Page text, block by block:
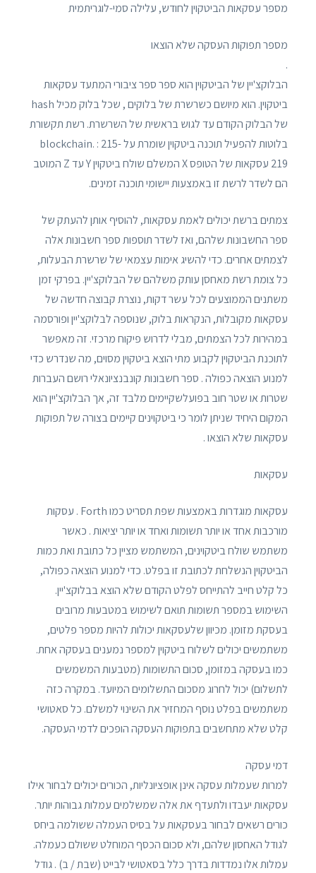
מספר עסקאות הביטקוין לחודש, עלילה סמי-לוגריתמית
מספר תפוקות העסקה שלא הוצאו
.
הבלוקצ'יין של הביטקוין הוא ספר ספר ציבורי המתעד עסקאות
ביטקוין. הוא מיושם כשרשרת של בלוקים , שכל בלוק מכיל hash
של הבלוק הקודם עד לגוש בראשית של השרשרת. רשת תקשורת
בלוטות להפעיל תוכנה ביטקוין שומרת על blockchain. : 215-
219 עסקאות של הטופס X המשלם שולח ביטקוין Y עד Z המוטב
הם לשדר לרשת זו באמצעות יישומי תוכנה זמינים.
צמתים ברשת יכולים לאמת עסקאות, להוסיף אותן להעתק של
ספר החשבונות שלהם, ואז לשדר תוספות ספר חשבונות אלה
לצמתים אחרים. כדי להשיג אימות עצמאי של שרשרת הבעלות,
כל צומת רשת מאחסן עותק משלהם של הבלוקצ'יין. בפרקי זמן
משתנים הממוצעים לכל עשר דקות, נוצרת קבוצה חדשה של
עסקאות מקובלות, הנקראות בלוק, שנוספה לבלוקצ'יין ופורסמה
במהירות לכל הצמתים, מבלי לדרוש פיקוח מרכזי. זה מאפשר
לתוכנת הביטקוין לקבוע מתי הוצא ביטקוין מסוים, מה שנדרש כדי
למנוע הוצאה כפולה . ספר חשבונות קונבנציונאלי רושם העברות
שטרות או שטר חוב בפועלשקיימים מלבד זה, אך הבלוקצ'יין הוא
המקום היחיד שניתן לומר כי ביטקוינים קיימים בצורה של תפוקות
עסקאות שלא הוצאו .
עסקאות
עסקאות מוגדרות באמצעות שפת תסריט כמו Forth . עסקות
מורכבות אחד או יותר תשומות ואחד או יותר יציאות . כאשר
משתמש שולח ביטקוינים, המשתמש מציין כל כתובת ואת כמות
הביטקוין הנשלחת לכתובת זו בפלט. כדי למנוע הוצאה כפולה,
כל קלט חייב להתייחס לפלט הקודם שלא הוצא בבלוקצ'יין.
השימוש במספר תשומות תואם לשימוש במטבעות מרובים
בעסקת מזומן. מכיוון שלעסקאות יכולות להיות מספר פלטים,
משתמשים יכולים לשלוח ביטקוין למספר נמענים בעסקה אחת.
כמו בעסקה במזומן, סכום התשומות (מטבעות המשמשים
לתשלום) יכול לחרוג מסכום התשלומים המיועד. במקרה כזה
משתמשים בפלט נוסף המחזיר את השינוי למשלם. כל סאטושי
קלט שלא מתחשבים בתפוקות העסקה הופכים לדמי העסקה.
דמי עסקה
למרות שעמלות עסקה אינן אופציונליות, הכורים יכולים לבחור אילו
עסקאות יעבדו ולתעדף את אלה שמשלמים עמלות גבוהות יותר.
כורים רשאים לבחור בעסקאות על בסיס העמלה ששולמה ביחס
לגודל האחסון שלהם, ולא סכום הכסף המוחלט ששולם כעמלה.
עמלות אלו נמדדות בדרך כלל בסאטושי לבייט (שבת / ב) . גודל